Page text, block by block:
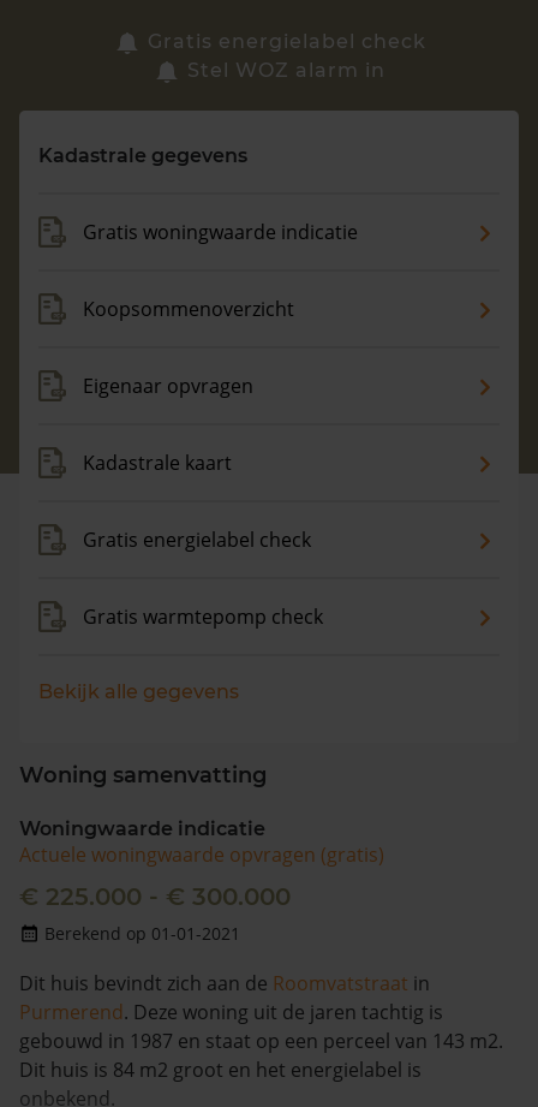
Zoek een woning
Maandag t/m vrijdag - 08:00 -18:00
Gratis energielabel check
Stel WOZ alarm in
Kadastrale gegevens
Gratis woningwaarde indicatie
Koopsommenoverzicht
Eigenaar opvragen
Kadastrale kaart
Gratis energielabel check
Gratis warmtepomp check
Bekijk alle gegevens
Woning samenvatting
Woningwaarde indicatie
Actuele woningwaarde opvragen (gratis)
€ 225.000 - € 300.000
Berekend op 01-01-2021
Dit huis bevindt zich aan de Roomvatstraat in
Purmerend. Deze woning uit de jaren tachtig is
gebouwd in 1987 en staat op een perceel van 143 m2.
Dit huis is 84 m2 groot en het energielabel is
onbekend.